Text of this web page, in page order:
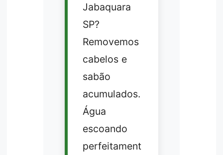
Jabaquara
SP?
Removemos
cabelos e
sabão
acumulados.
Água
escoando
perfeitament